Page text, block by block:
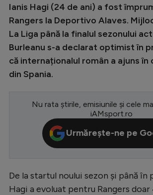
Champions League
Europa League
Premier League
LaLiga
Ligue 1
Ianis Hagi (24 de ani) a fost
Rangers la Deportivo Alaves.
La Liga până la finalul sezonului
Burleanu s-a declarat optimist în
că internaționalul român a ajuns în
din Spania.
Nu rata știrile, emisiunile și cele
iAMsport.ro
Urmărește-ne pe
De la startul noului sezon și până în
Hagi a evoluat pentru Rangers